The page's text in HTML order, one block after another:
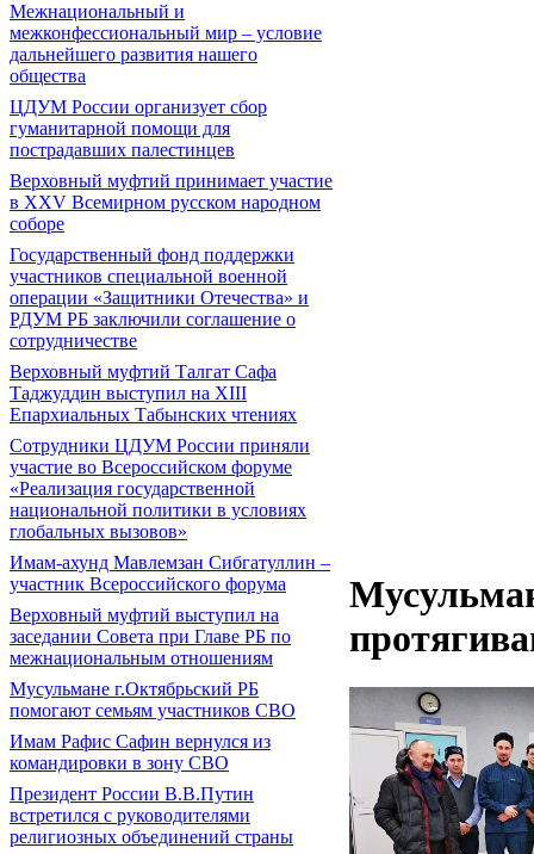
Межнациональный и
межконфессиональный мир – условие
дальнейшего развития нашего
общества
ЦДУМ России организует сбор
гуманитарной помощи для
пострадавших палестинцев
Верховный муфтий принимает участие
в XXV Всемирном русском народном
соборе
Государственный фонд поддержки
участников специальной военной
операции «Защитники Отечества» и
РДУМ РБ заключили соглашение о
сотрудничестве
Верховный муфтий Талгат Сафа
Таджуддин выступил на ХIII
Епархиальных Табынских чтениях
Сотрудники ЦДУМ России приняли
участие во Всероссийском форуме
«Реализация государственной
национальной политики в условиях
глобальных вызовов»
Имам-ахунд Мавлемзан Сибгатуллин –
участник Всероссийского форума
Верховный муфтий выступил на
заседании Совета при Главе РБ по
межнациональным отношениям
Мусульмане г.Октябрьский РБ
помогают семьям участников СВО
Имам Рафис Сафин вернулся из
командировки в зону СВО
Президент России В.В.Путин
встретился с руководителями
религиозных объединений страны